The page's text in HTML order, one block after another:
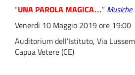
“UNA PAROLA MAGICA…”
Venerdì 10 Maggio 2019 ore 19:00
Auditorium dell’Istituto, Via
Capua Vetere (CE)